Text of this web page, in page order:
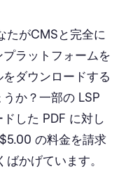
たがCMSと完全に
ラットフォームを
ダウンロードする
か？一部の LSP
した PDF に対し
の料金を請求
かげています。